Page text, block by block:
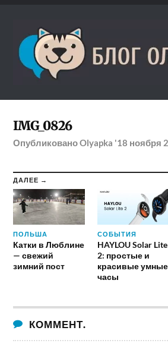
IMG_0826
ОпубликованоOlyapka '18 ноября
ДАЛЕЕ →
ПОЛЬША
Катки в Люблине
— свежий
зимний пост
СОБЫТИЯ
HAYLOU Solar Lite
2: простые и
красивые умные
часы
КОММЕНТ.